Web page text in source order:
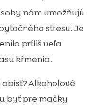
nám umožňujú
stresu. Je
príliš veľa
kŕmenia.
Alkoholové
byť pre mačky